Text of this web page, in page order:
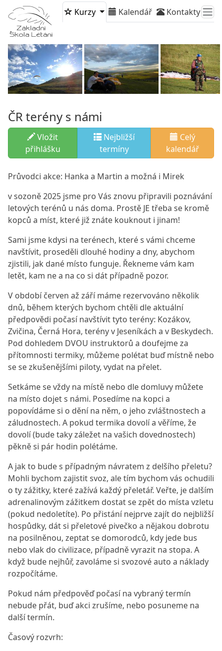
Kurzy Kalendář Kontakty
ČR terény s námi
Vložit
přihlášku
Nejbližší
termíny
Celý
kalendář
Průvodci akce: Hanka a Martin a možná i Mirek
v sozoně 2025 jsme pro Vás znovu připravili poznávání
letových terénů u nás doma. Prostě JE třeba se kromě
kopců a míst, které již znáte kouknout i jinam!
Sami jsme kdysi na terénech, které s vámi chceme
navštívit, proseděli dlouhé hodiny a dny, abychom
zjistili, jak dané místo funguje. Řekneme vám kam
letět, kam ne a na co si dát případně pozor.
V období červen až září máme rezervováno několik
dnů, během kterých bychom chtěli dle aktuální
předpovědi počasí navštívit tyto terény: Kozákov,
Zvičina, Černá Hora, terény v Jeseníkách a v Beskydech.
Pod dohledem DVOU instruktorů a doufejme za
přítomnosti termiky, můžeme polétat buď místně nebo
se se zkušenějšími piloty, vydat na přelet.
Setkáme se vždy na místě nebo dle domluvy můžete
na místo dojet s námi. Posedíme na kopci a
popovídáme si o dění na něm, o jeho zvláštnostech a
záludnostech. A pokud termika dovolí a věříme, že
dovolí (bude taky záležet na vašich dovednostech)
pěkně si pár hodin polétáme.
A jak to bude s případným návratem z delšího přeletu?
Mohli bychom zajistit svoz, ale tím bychom vás ochudili
o ty zážitky, které zažívá každý přeletář. Veřte, je dalším
adrenalinovým zážitkem dostat se zpět do místa vzletu
(pokud nedoletíte). Po přistání nejprve zajít do nejbližší
hospůdky, dát si přeletové pivečko a nějakou dobrotu
na posilněnou, zeptat se domorodců, kdy jede bus
nebo vlak do civilizace, případně vyrazit na stopa. A
když bude nejhůř, zavoláme si svozové auto a náklady
rozpočítáme.
Pokud nám předpověď počasí na vybraný termín
nebude přát, buď akci zrušíme, nebo posuneme na
další termín.
Časový rozvrh: